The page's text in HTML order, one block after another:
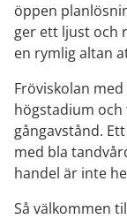
öppen
ger ett ljust och
en rymlig altan
Fröviskolan
högstadium
gångavstånd.
med bla
handel är inte
Så välkommen